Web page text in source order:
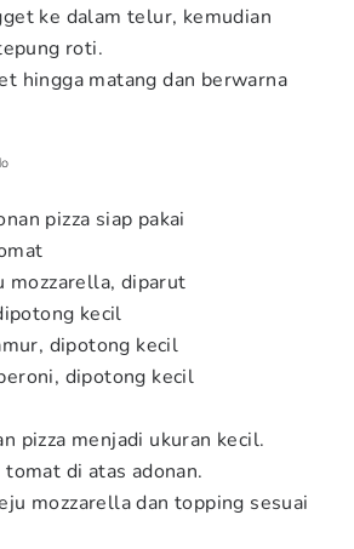
ke dalam telur, kemudian
roti.
hingga matang dan berwarna
pizza siap pakai
mozzarella, diparut
kecil
dipotong kecil
dipotong kecil
pizza menjadi ukuran kecil.
tomat di atas adonan.
mozzarella dan topping sesuai